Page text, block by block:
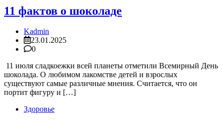
11 фактов о шоколаде
Kadmin
23.01.2025
0
11 июля сладкоежки всей планеты отметили Всемирный День
шоколада. О любимом лакомстве детей и взрослых
существуют самые различные мнения. Считается, что он
портит фигуру и […]
Здоровье